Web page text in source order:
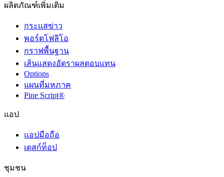
ผลิตภัณฑ์เพิ่มเติม
กระแสข่าว
พอร์ตโฟลิโอ
กราฟพื้นฐาน
เส้นแสดงอัตราผลตอบแทน
Options
แผนที่มหภาค
Pine Script®
แอป
แอปมือถือ
เดสก์ท็อป
ชุมชน